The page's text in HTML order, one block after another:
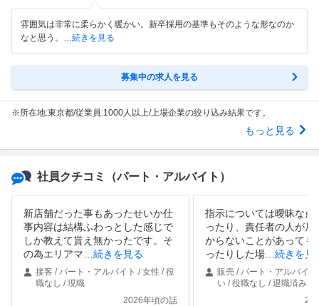
雰囲気は非常に柔らかく暖かい。新卒採用の基準もそのような形なのか
なと思う。
…続きを見る
募集中の求人を見る
※所在地:東京都/従業員:1000人以上/上場企業の絞り込み結果です。
もっと見る
社員クチコミ （パート・アルバイト）
新店舗だった事もあったせいか仕
事内容は結構ふわっとした感じで
しか教えて貰え無かったです。そ
の為エリアマ
続きを見る
接客 / パート・アルバイト / 女性 / 役
職なし / 現職
2026年頃の話
指示については曖昧な点
ったり、責任者の人が居
からないことがあっても
ったりした場
続きを見
販売 / パート・アルバイ
い / 役職なし / 退職済み